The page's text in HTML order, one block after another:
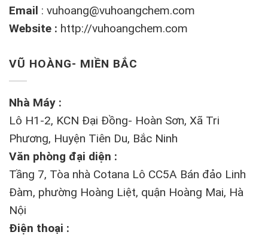
Email : vuhoang@vuhoangchem.com
Website : http://vuhoangchem.com
VŨ HOÀNG- MIỀN BẮC
Nhà Máy :
Lô H1-2, KCN Đại Đồng- Hoàn Sơn, Xã Tri
Phương, Huyện Tiên Du, Bắc Ninh
Văn phòng đại diện :
Tầng 7, Tòa nhà Cotana Lô CC5A Bán đảo Linh
Đàm, phường Hoàng Liệt, quận Hoàng Mai, Hà
Nội
Điện thoại :